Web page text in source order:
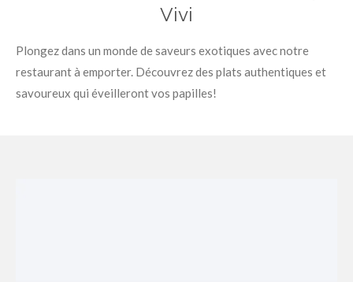
Vivi
Plongez dans un monde de saveurs exotiques avec notre
restaurant à emporter. Découvrez des plats authentiques et
savoureux qui éveilleront vos papilles!